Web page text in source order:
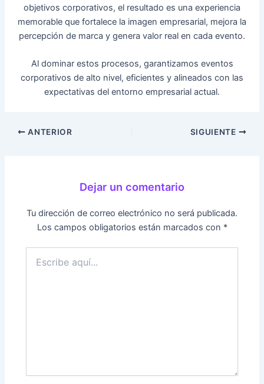
objetivos corporativos, el resultado es una experiencia
memorable que fortalece la imagen empresarial, mejora la
percepción de marca y genera valor real en cada evento.
Al dominar estos procesos, garantizamos eventos
corporativos de alto nivel, eficientes y alineados con las
expectativas del entorno empresarial actual.
ANTERIOR SIGUIENTE
Dejar un comentario
Tu dirección de correo electrónico no será publicada.
Los campos obligatorios están marcados con *
aquí...